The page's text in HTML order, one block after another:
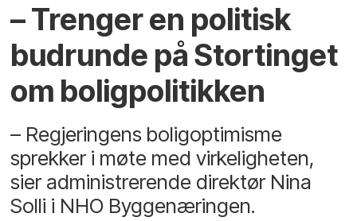
– Trenger en politisk
budrunde på Stortinget
om boligpolitikken
– Regjeringens boligoptimisme
sprekker i møte med virkeligheten,
sier administrerende direktør Nina
Solli i NHO Byggenæringen.